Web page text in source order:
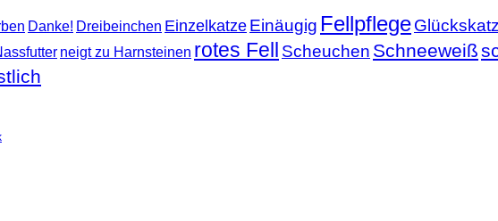
Danke! Dreibeinchen Einzelkatze Einäugig Fellpflege
neigt zu Harnsteinen rotes Fell Scheuchen Schneeweiß